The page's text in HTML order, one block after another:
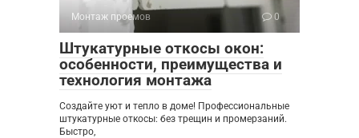
Монтаж проемов 0
Штукатурные откосы окон:
особенности, преимущества и
технология монтажа
Создайте уют и тепло в доме! Профессиональные
штукатурные откосы: без трещин и промерзаний.
Быстро,